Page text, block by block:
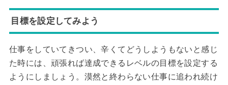
目標を設定してみよう
仕事をしていてきつい、辛くてどうしようもないと感じ
た時には、頑張れば達成できるレベルの目標を設定する
ようにしましょう。漠然と終わらない仕事に追われ続け